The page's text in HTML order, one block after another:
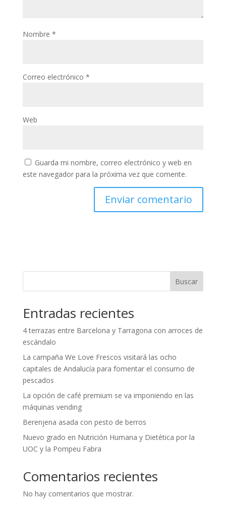
Nombre *
Correo electrónico *
Web
Guarda mi nombre, correo electrónico y web en
este navegador para la próxima vez que comente.
Buscar
Entradas recientes
4 terrazas entre Barcelona y Tarragona con arroces de
escándalo
La campaña We Love Frescos visitará las ocho
capitales de Andalucía para fomentar el consumo de
pescados
La opción de café premium se va imponiendo en las
máquinas vending
Berenjena asada con pesto de berros
Nuevo grado en Nutrición Humana y Dietética por la
UOC y la Pompeu Fabra
Comentarios recientes
No hay comentarios que mostrar.